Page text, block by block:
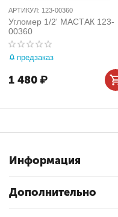
АРТИКУЛ: 123-00360
Угломер 1/2' МАСТАК 123-
00360
предзаказ
1 480₽
Информация
Дополнительно